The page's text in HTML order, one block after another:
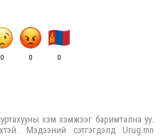
0 0 0
хэм хэмжээг баримтална уу.
Мэдээний сэтгэгдэлд Urug.mn